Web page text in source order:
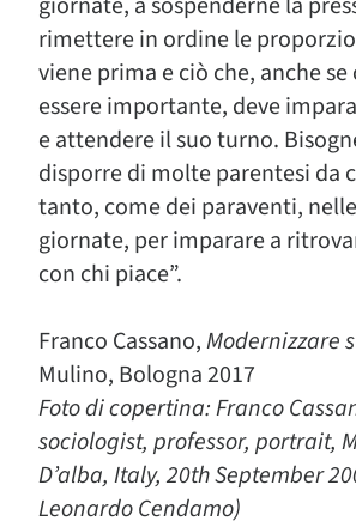
rimettere in ordine le
viene prima e ciò che, anche se
essere importante, deve
e attendere il suo turno.
disporre di molte parentesi da
tanto, come dei paraventi,
giornate, per imparare a
con chi piace”.
Franco Cassano,Modernizzare
Mulino, Bologna 2017
Foto di copertina: Franco
sociologist, professor, portrait,
D’alba, Italy, 20th September
Leonardo Cendamo)